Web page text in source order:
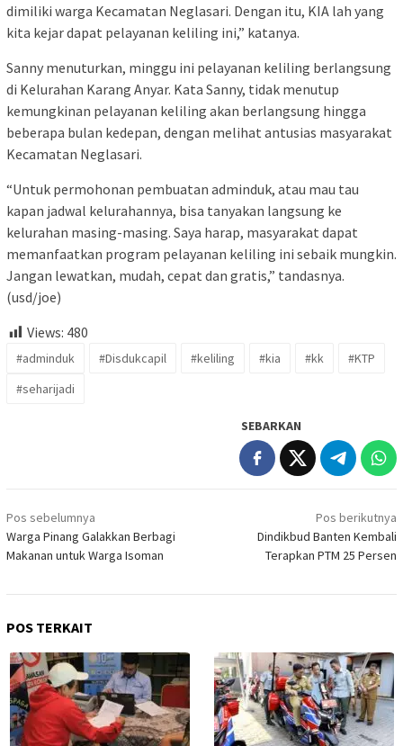
dimiliki warga Kecamatan Neglasari. Dengan itu, KIA lah yang
kita kejar dapat pelayanan keliling ini,” katanya.
Sanny menuturkan, minggu ini pelayanan keliling berlangsung
di Kelurahan Karang Anyar. Kata Sanny, tidak menutup
kemungkinan pelayanan keliling akan berlangsung hingga
beberapa bulan kedepan, dengan melihat antusias masyarakat
Kecamatan Neglasari.
“Untuk permohonan pembuatan adminduk, atau mau tau
kapan jadwal kelurahannya, bisa tanyakan langsung ke
kelurahan masing-masing. Saya harap, masyarakat dapat
memanfaatkan program pelayanan keliling ini sebaik mungkin.
Jangan lewatkan, mudah, cepat dan gratis,” tandasnya.
(usd/joe)
Views: 480
#adminduk #Disdukcapil #keliling #kia #kk
#KTP
#seharijadi
SEBARKAN
Navigasi
pos
Pos sebelumnya
Warga Pinang Galakkan Berbagi
Makanan untuk Warga Isoman
Pos berikutnya
Dindikbud Banten Kembali
Terapkan PTM 25 Persen
POS TERKAIT